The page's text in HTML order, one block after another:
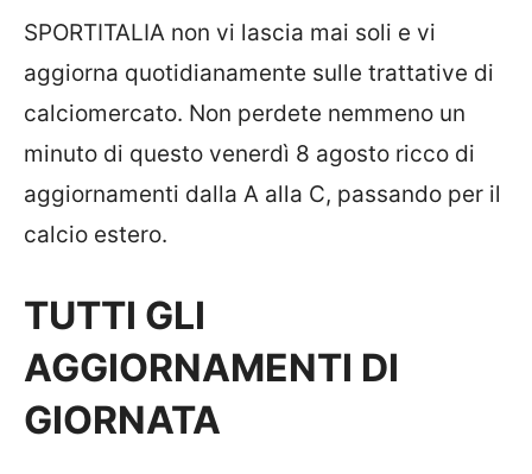
SPORTITALIA non vi lascia mai soli e vi
aggiorna quotidianamente sulle trattative di
calciomercato. Non perdete nemmeno un
minuto di questo venerdì 8 agosto ricco di
aggiornamenti dalla A alla C, passando per il
calcio estero.
TUTTI GLI
AGGIORNAMENTI DI
GIORNATA